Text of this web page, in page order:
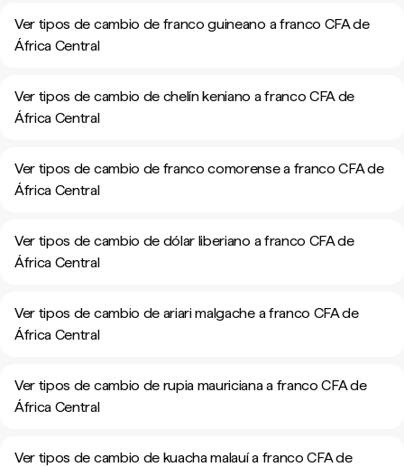
Ver tipos de cambio de franco guineano a franco CFA de
África Central
Ver tipos de cambio de chelín keniano a franco CFA de
África Central
Ver tipos de cambio de franco comorense a franco CFA de
África Central
Ver tipos de cambio de dólar liberiano a franco CFA de
África Central
Ver tipos de cambio de ariari malgache a franco CFA de
África Central
Ver tipos de cambio de rupia mauriciana a franco CFA de
África Central
Ver tipos de cambio de kuacha malauí a franco CFA de